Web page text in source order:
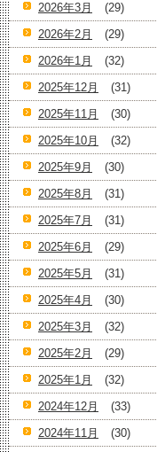
2026年3月
(29)
2026年2月
(29)
2026年1月
(32)
2025年12月
(31)
2025年11月
(30)
2025年10月
(32)
2025年9月
(30)
2025年8月
(31)
2025年7月
(31)
2025年6月
(29)
2025年5月
(31)
2025年4月
(30)
2025年3月
(32)
2025年2月
(29)
2025年1月
(32)
2024年12月
(33)
2024年11月
(30)